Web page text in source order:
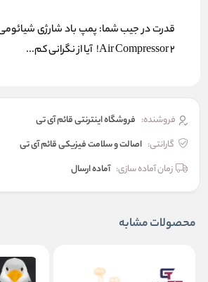
Air Compressor 2! آیا از نگرانی کم...
فروشنده: فروشگاه اینترنتی قائم آی تی
گارانتی: اصالت و سلامت فیزیکی قائم آی تی
زمان آماده سازی: آماده ارسال
محصولات مشابه